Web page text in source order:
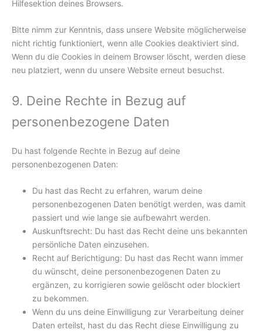
Hilfesektion deines Browsers.
Bitte nimm zur Kenntnis, dass unsere Website möglicherweise
nicht richtig funktioniert, wenn alle Cookies deaktiviert sind.
Wenn du die Cookies in deinem Browser löscht, werden diese
neu platziert, wenn du unsere Website erneut besuchst.
9. Deine Rechte in Bezug auf
personenbezogene Daten
Du hast folgende Rechte in Bezug auf deine
personenbezogenen Daten:
Du hast das Recht zu erfahren, warum deine
personenbezogenen Daten benötigt werden, was damit
passiert und wie lange sie aufbewahrt werden.
Auskunftsrecht: Du hast das Recht deine uns bekannten
persönliche Daten einzusehen.
Recht auf Berichtigung: Du hast das Recht wann immer
du wünscht, deine personenbezogenen Daten zu
ergänzen, zu korrigieren sowie gelöscht oder blockiert
zu bekommen.
Wenn du uns deine Einwilligung zur Verarbeitung deiner
Daten erteilst, hast du das Recht diese Einwilligung zu